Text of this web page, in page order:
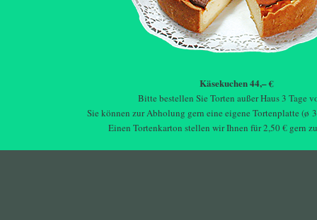
Käsekuchen 44,– €
Bitte bestellen Sie Torten außer Haus 3 Tage
Sie können zur Abholung gern eine eigene Tortenplatte (ø
Einen Tortenkarton stellen wir Ihnen für 2,50 € gern